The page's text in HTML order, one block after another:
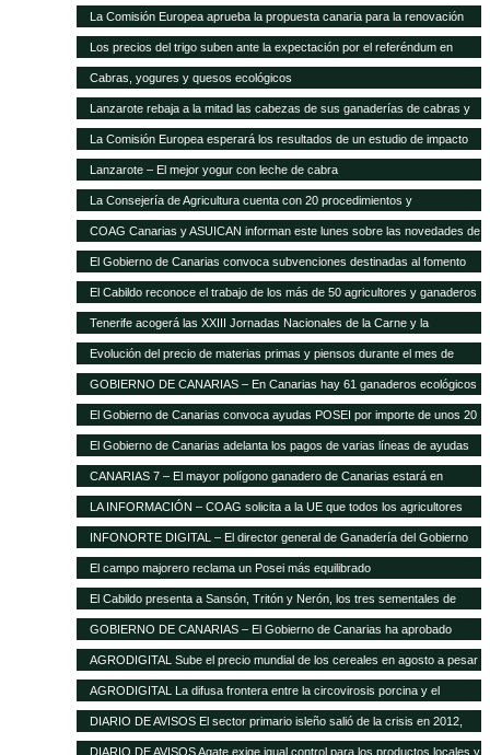
CANARIAS ofrece una sesión gratuita sobre Bioseguridad y gestión de
las explotaciones en ganadería
La Comisión Europea aprueba la propuesta canaria para la renovación
del AIEM
Los precios del trigo suben ante la expectación por el referéndum en
Crimea
Cabras, yogures y quesos ecológicos
Lanzarote rebaja a la mitad las cabezas de sus ganaderías de cabras y
ovejas Las exigencias de Europa para conceder las ayudas deja unas
12.000 cabezas caprinas y casi 4.000 ovinas
La Comisión Europea esperará los resultados de un estudio de impacto
para modificar el POSEI
Lanzarote – El mejor yogur con leche de cabra
La Consejería de Agricultura cuenta con 20 procedimientos y
servicios»on-line»
COAG Canarias y ASUICAN informan este lunes sobre las novedades de
la Ley de la Cadena Alimentaria
El Gobierno de Canarias convoca subvenciones destinadas al fomento
de razas ganaderas autóctonas
El Cabildo reconoce el trabajo de los más de 50 agricultores y ganaderos
Tenerife acogerá las XXIII Jornadas Nacionales de la Carne y la
Seguridad Alimentaria de AVESA
Evolución del precio de materias primas y piensos durante el mes de
enero
GOBIERNO DE CANARIAS – En Canarias hay 61 ganaderos ecológicos
El Gobierno de Canarias convoca ayudas POSEI por importe de unos 20
millones de euros
El Gobierno de Canarias adelanta los pagos de varias líneas de ayudas
del POSEI ganadero
CANARIAS 7 – El mayor polígono ganadero de Canarias estará en
Corralillos
LA INFORMACIÓN – COAG solicita a la UE que todos los agricultores
tengan el mismo porcentaje de financiación en el POSEI
INFONORTE DIGITAL – El director general de Ganadería del Gobierno
de Canarias visita La Aldea
El campo majorero reclama un Posei más equilibrado
El Cabildo presenta a Sansón, Tritón y Nerón, los tres sementales de
cochino negro
GOBIERNO DE CANARIAS – El Gobierno de Canarias ha aprobado
medidas que suponen 20 millones extra en ayudas a la agricultura y
ganadería
AGRODIGITAL Sube el precio mundial de los cereales en agosto a pesar
de las buenas perspectivas de producción
AGRODIGITAL La difusa frontera entre la circovirosis porcina y el
complejo respiratorio porcino
DIARIO DE AVISOS El sector primario isleño salió de la crisis en 2012,
cuando creció el 8%
DIARIO DE AVISOS Agate exige igual control para los productos locales y